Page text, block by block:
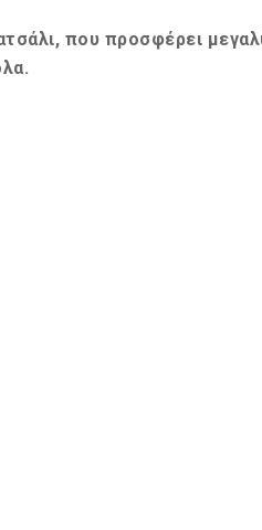
που προσφέρει